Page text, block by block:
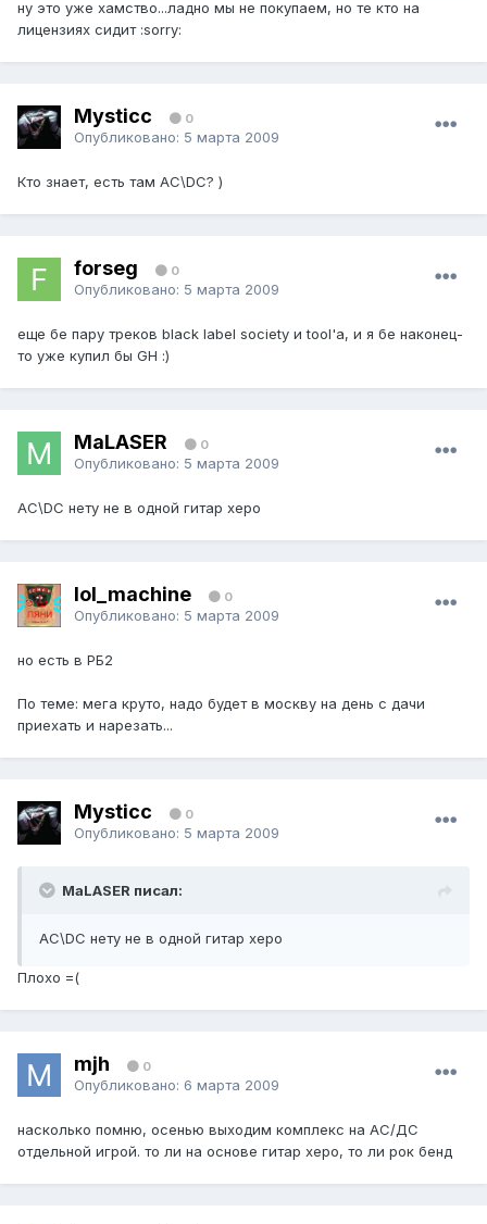
ну это уже хамство...ладно мы не покупаем, но те кто на
лицензиях сидит :sorry:
Mysticc 0
Опубликовано: 5 марта 2009
Кто знает, есть там AC\DC? )
forseg 0
Опубликовано: 5 марта 2009
еще бе пару треков black label society и tool'a, и я бе наконец-
то уже купил бы GH :)
MaLASER 0
Опубликовано: 5 марта 2009
AC\DC нету не в одной гитар херо
lol_machine 0
Опубликовано: 5 марта 2009
но есть в РБ2
По теме: мега круто, надо будет в москву на день с дачи
приехать и нарезать...
Mysticc 0
Опубликовано: 5 марта 2009
MaLASER писал:
AC\DC нету не в одной гитар херо
Плохо =(
mjh 0
Опубликовано: 6 марта 2009
насколько помню, осенью выходим комплекс на АС/ДС
отдельной игрой. то ли на основе гитар херо, то ли рок бенд